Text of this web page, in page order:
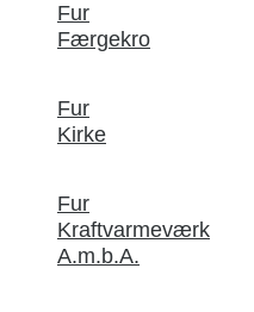
Fur
Færgekro
Fur
Kirke
Fur
Kraftvarmeværk
A.m.b.A.